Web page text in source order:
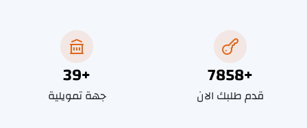
8764+
قدم طلبك الان
44+
جهة تمويلية